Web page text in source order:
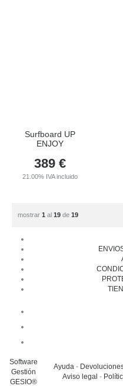
Surfboard UP
ENJOY
389 €
21.00% IVA incluido
mostrar 1 al 19 de 19
Software
Gestión
GESIO®
Ayuda-
Aviso legal -